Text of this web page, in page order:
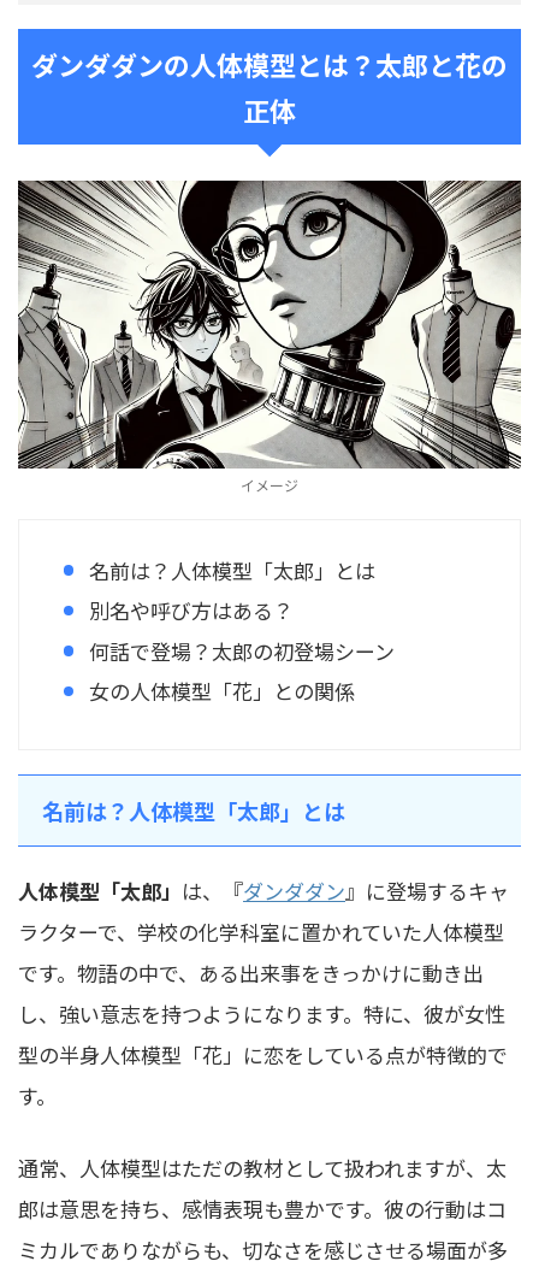
ダンダダンの人体模型とは？太郎と花の
正体
イメージ
名前は？人体模型「太郎」とは
別名や呼び方はある？
何話で登場？太郎の初登場シーン
女の人体模型「花」との関係
名前は？人体模型「太郎」とは
人体模型「太郎」 は、『ダンダダン』に登場するキャ
ラクターで、学校の化学科室に置かれていた人体模型
です。物語の中で、ある出来事をきっかけに動き出
し、強い意志を持つようになります。特に、彼が女性
型の半身人体模型「花」に恋をしている点が特徴的で
す。
通常、人体模型はただの教材として扱われますが、太
郎は意思を持ち、感情表現も豊かです。彼の行動はコ
ミカルでありながらも、切なさを感じさせる場面が多